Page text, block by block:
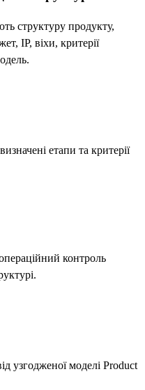
структуру продукту,
IP, віхи, критерії
етапи та критерії
контроль
узгодженої моделі Product